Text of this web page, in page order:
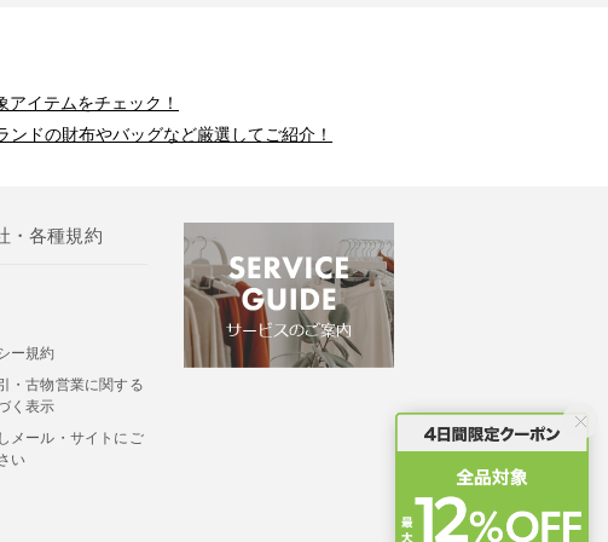
イテムをチェック！
ドの財布やバッグなど厳選してご紹介！
・各種規約
ー規約
・古物営業に関する
く表示
メール・サイトにご
い